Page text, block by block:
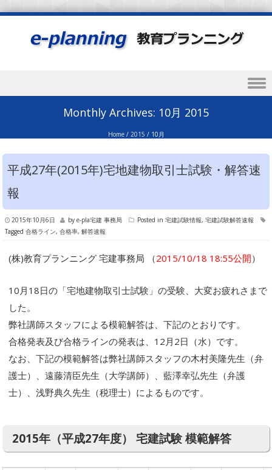
Monthly Archives: 10月 2015
Home /2015 / 10月
平成27年(2015年)宅地建物取引士試験・解答速
報
2015年10月6日 by e-pla宅建 事務局 Posted in 宅建試験情報, 宅建試験解答速報
Tagged 合格ライン, 合格率, 解答速報
(株)教育プランニング 宅建事務局 （2015/10/18 18:55公開）
10月18日の「宅地建物取引士試験」の受験、大変お疲れさまで
した。
弊社講師スタッフによる模範解答は、下記のとおりです。
合格発表及び合格ラインの発表は、12月2日（水）です。
なお、下記の模範解答は弊社講師スタッフの木村美隆先生（弁
護士）、遠藤清臣先生（大学講師）、藍澤幸弘先生（弁護
士）、浅野典久先生（税理士）によるものです。
2015年（平成27年度） 宅建試験 模範解答